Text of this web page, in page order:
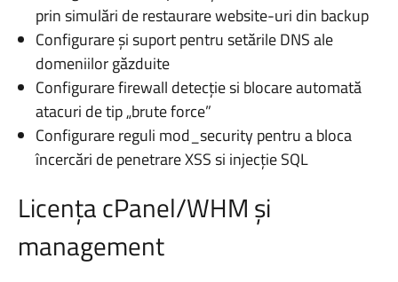
prin simulări de restaurare website-uri din backup
Configurare și suport pentru setările DNS ale
domeniilor găzduite
Configurare firewall detecție si blocare automată
atacuri de tip „brute force”
Configurare reguli mod_security pentru a bloca
încercări de penetrare XSS si injecție SQL
Licența cPanel/WHM și
management